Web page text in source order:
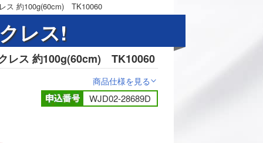
ス 約100g(60cm) TK10060
レス!
2 / 4
レス 約100g(60cm) TK10060
商品仕様を見る>
WJD02-28689D